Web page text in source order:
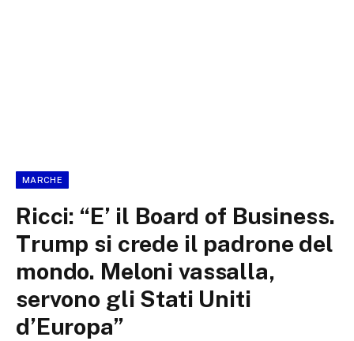
MARCHE
Ricci: “E’ il Board of Business.
Trump si crede il padrone del
mondo. Meloni vassalla,
servono gli Stati Uniti
d’Europa”